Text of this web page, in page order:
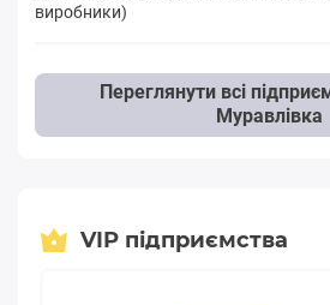
виробники)
Переглянути всі
Муравлівка
VIP підприємства